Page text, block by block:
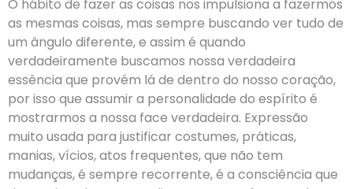
O hábito de fazer as coisas nos impulsiona a fazermos
as mesmas coisas, mas sempre buscando ver tudo de
um ângulo diferente, e assim é quando
verdadeiramente buscamos nossa verdadeira
essência que provém lá de dentro do nosso coração,
por isso que assumir a personalidade do espírito é
mostrarmos a nossa face verdadeira. Expressão
muito usada para justificar costumes, práticas,
manias, vícios, atos frequentes, que não tem
mudanças, é sempre recorrente, é a consciência que